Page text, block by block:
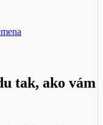
tak, ako vám